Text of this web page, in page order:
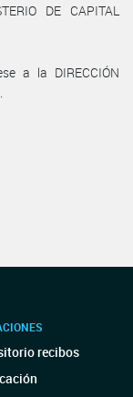
DE CAPITAL
a la DIRECCIÓN
recibos